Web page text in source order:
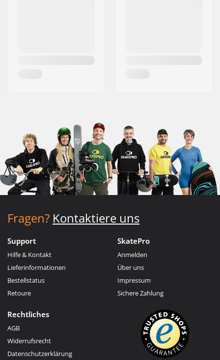
Fragen? Kontaktiere uns
Support
Hilfe & Kontakt
Lieferinformationen
Bestellstatus
Retoure
SkatePro
Anmelden
Über uns
Impressum
Sichere Zahlung
Rechtliches
AGB
Widerrufsrecht
Datenschutzerklärung